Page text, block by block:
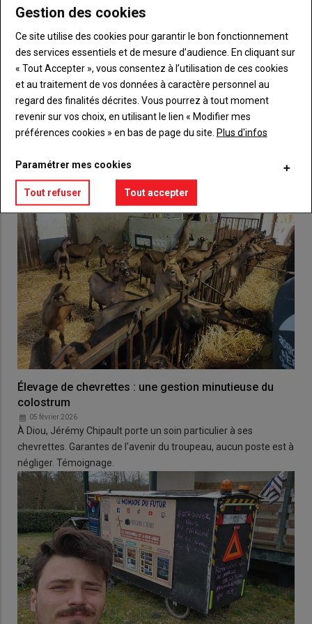
compte pour accéder à tout {nom-site}.
Lien Créez un compte
VOUS AIMEREZ AUSSI
Élevage de chevrettes : une gestion minutieuse du
colostrum
05 février 2026
À Diou, Jérémy Chipault porte un soin particulier à ses
chevrettes. Garantes de l'avenir du troupeau, aucun poste est à
négliger. Témoignage.
Gestion des cookies
Ce site utilise des cookies pour garantir le bon fonctionnement
des services essentiels et de mesure d’audience. En cliquant sur
« Tout Accepter », vous consentez à l’utilisation de ces cookies
et au traitement de vos données à caractère personnel au
regard des finalités décrites. Vous pourrez à tout moment
revenir sur vos choix, en utilisant le lien « Modifier mes
préférences cookies » en bas de page du site. Plus d'infos
Paramétrer mes cookies
Tout refuser Tout accepter